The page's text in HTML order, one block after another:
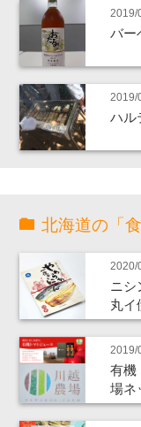
2019/
バー
2019/
ハル
北海道の「
2020/
ニシ
丸
2019/
有機
場ネ